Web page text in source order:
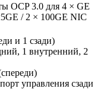
OCP 3.0 для 4 × GE
/ 2 × 100GE NIC
и 1 сзади)
1 внутренний, 2
управления сзади